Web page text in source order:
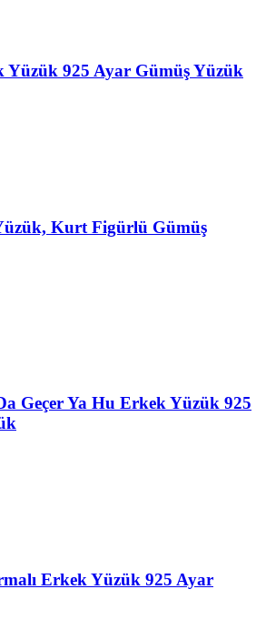
925 Ayar Gümüş Yüzük
Kurt Figürlü Gümüş
Geçer Ya Hu Erkek Yüzük 925
Erkek Yüzük 925 Ayar